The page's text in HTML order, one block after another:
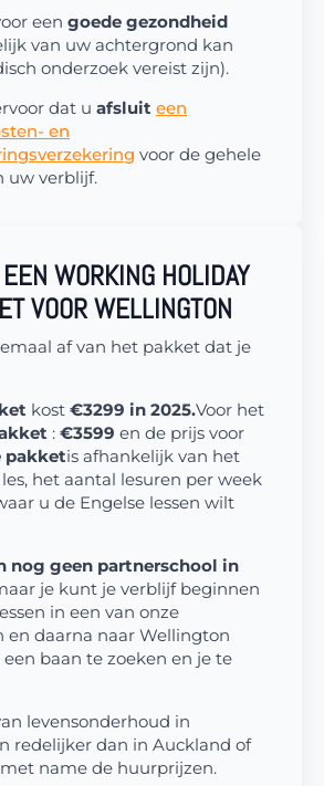
een goede gezondheid
van uw achtergrond kan
onderzoek vereist zijn).
dat u afsluit een
en
voor de gehele
uw verblijf.
WORKING HOLIDAY
VOOR WELLINGTON
af van het pakket dat je
kost €3299 in 2025.Voor het
: €3599 en de prijs voor
pakketis afhankelijk van het
het aantal lesuren per week
u de Engelse lessen wilt
nog geen partnerschool in
je kunt je verblijf beginnen
in een van onze
en daarna naar Wellington
​​baan te zoeken en je te
levensonderhoud in
redelijker dan in Auckland of
name de huurprijzen.